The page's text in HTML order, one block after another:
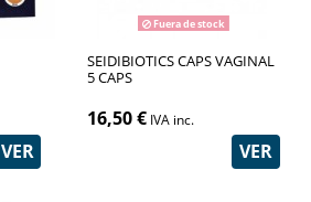
VER
Fuera de stock
SEIDIBIOTICS CAPS VAGINAL
5 CAPS
16,50 € IVA inc.
VER